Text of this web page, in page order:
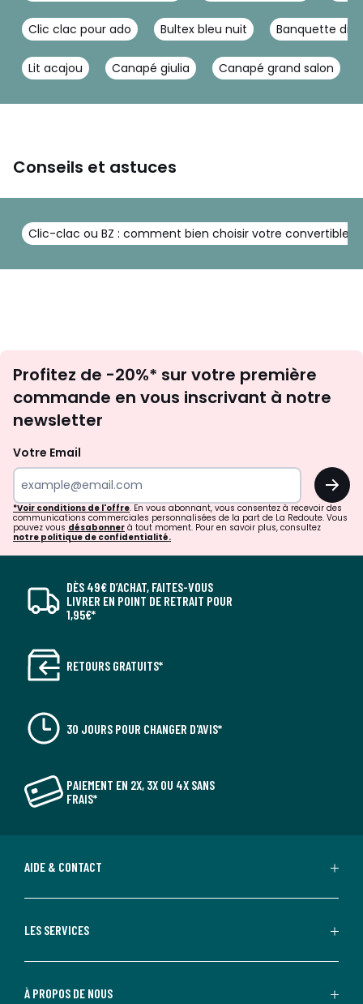
Clic clac pour ado Bultex bleu nuit Banquette
Lit acajou Canapé giulia Canapé grand salon
Conseils et astuces
Clic-clac ou BZ : comment bien choisir votre convertible ?
newsletter
Profitez de -20%* sur votre première
commande en vous inscrivant à notre
newsletter
Votre Email
OK
*Voir conditions de l'offre. En vous abonnant, vous consentez à recevoir des
communications commerciales personnalisées de la part de La Redoute. Vous
pouvez vous désabonner à tout moment. Pour en savoir plus, consultez
notre politique de confidentialité.
DÈS 49€ D’ACHAT, FAITES-VOUS
LIVRER EN POINT DE RETRAIT POUR
1,95€*
RETOURS GRATUITS*
30 JOURS POUR CHANGER D'AVIS*
PAIEMENT EN 2X, 3X OU 4X SANS
FRAIS*
AIDE & CONTACT
LES SERVICES
À PROPOS DE NOUS